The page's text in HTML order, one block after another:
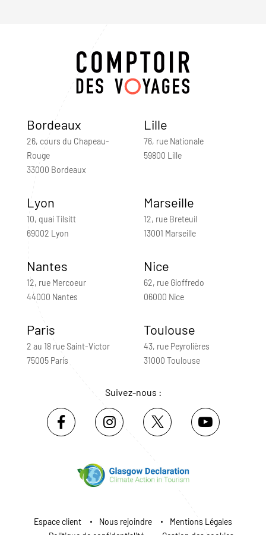
Bordeaux
26, cours du Chapeau-
Rouge
33000 Bordeaux
Lille
76, rue Nationale
59800 Lille
Lyon
10, quai Tilsitt
69002 Lyon
Marseille
12, rue Breteuil
13001 Marseille
Nantes
12, rue Mercoeur
44000 Nantes
Nice
62, rue Gioffredo
06000 Nice
Paris
2 au 18 rue Saint-Victor
75005 Paris
Toulouse
43, rue Peyrolières
31000 Toulouse
Suivez-nous :
Espace client Nous rejoindre
Mentions Légales